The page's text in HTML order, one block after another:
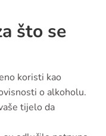
što se
koristi kao
o alkoholu.
tijelo da